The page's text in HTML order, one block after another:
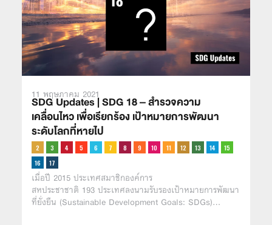
11 พฤษภาคม 2021
SDG Updates | SDG 18 – สำรวจความ
เคลื่อนไหว เพื่อเรียกร้อง เป้าหมายการพัฒนา
ระดับโลกที่หายไป
เมื่อปี 2015 ประเทศสมาชิกองค์การ
สหประชาชาติ 193 ประเทศลงนามรับรองเป้าหมายการพัฒนา
ที่ยั่งยืน (Sustainable Development Goals: SDGs)…